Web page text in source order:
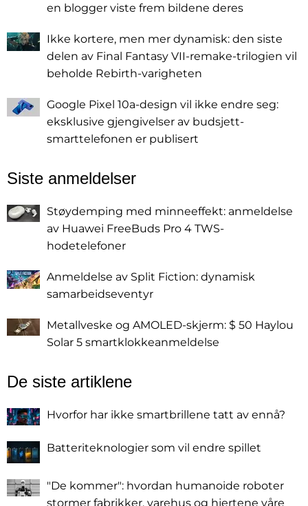
en blogger viste frem bildene deres
Ikke kortere, men mer dynamisk: den siste
delen av Final Fantasy VII-remake-trilogien vil
beholde Rebirth-varigheten
Google Pixel 10a-design vil ikke endre seg:
eksklusive gjengivelser av budsjett-
smarttelefonen er publisert
Siste anmeldelser
Støydemping med minneeffekt: anmeldelse
av Huawei FreeBuds Pro 4 TWS-
hodetelefoner
Anmeldelse av Split Fiction: dynamisk
samarbeidseventyr
Metallveske og AMOLED-skjerm: $ 50 Haylou
Solar 5 smartklokkeanmeldelse
De siste artiklene
Hvorfor har ikke smartbrillene tatt av ennå?
Batteriteknologier som vil endre spillet
"De kommer": hvordan humanoide roboter
stormer fabrikker, varehus og hjertene våre